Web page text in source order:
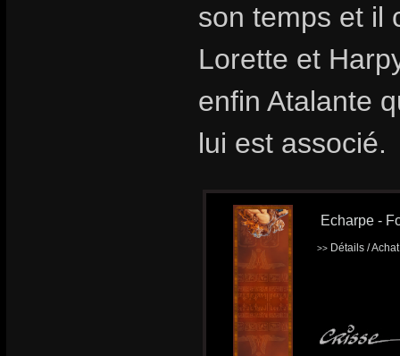
son temps et il
Lorette et
enfin Atalante
lui est associé.
Echarpe -
>> Détails /